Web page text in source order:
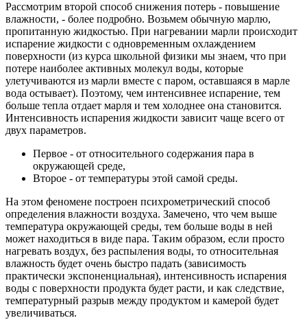
Рассмотрим второй способ снижения потерь - повышение
влажности, - более подробно. Возьмем обычную марлю,
пропитанную жидкостью. При нагревании марли происходит
испарение жидкости с одновременным охлаждением
поверхности (из курса школьной физики мы знаем, что при
потере наиболее активных молекул воды, которые
улетучиваются из марли вместе с паром, оставшаяся в марле
вода остывает). Поэтому, чем интенсивнее испарение, тем
больше тепла отдает марля и тем холоднее она становится.
Интенсивность испарения жидкости зависит чаще всего от
двух параметров.
Первое - от относительного содержания пара в
окружающей среде,
Второе - от температуры этой самой среды.
На этом феномене построен психрометрический способ
определения влажности воздуха. Замечено, что чем выше
температура окружающей среды, тем больше воды в ней
может находиться в виде пара. Таким образом, если просто
нагревать воздух, без распыления воды, то относительная
влажность будет очень быстро падать (зависимость
практически экспоненциальная), интенсивность испарения
воды с поверхности продукта будет расти, и как следствие,
температурный разрыв между продуктом и камерой будет
увеличиваться.